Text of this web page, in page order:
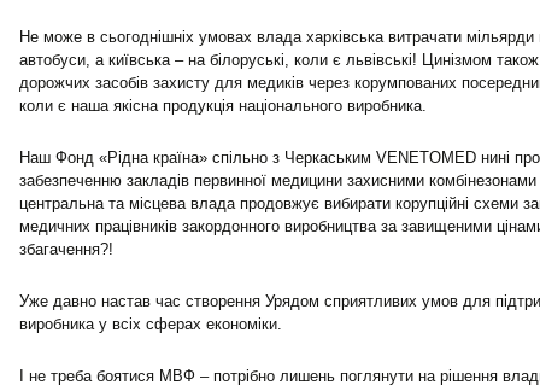
Не може в сьогоднішніх умовах влада харківська витрачати мільярди
автобуси, а київська – на білоруські, коли є львівські! Цинізмом
дорожчих засобів захисту для медиків через корумпованих
коли є наша якісна продукція національного виробника.
Наш Фонд «Рідна країна» спільно з Черкаським VENETOMED нині
забезпеченню закладів первинної медицини захисними
центральна та місцева влада продовжує вибирати корупційні схеми
медичних працівників закордонного виробництва за завищеними
збагачення?!
Уже давно настав час створення Урядом сприятливих умов для
виробника у всіх сферах економіки.
І не треба боятися МВФ – потрібно лишень поглянути на рішення